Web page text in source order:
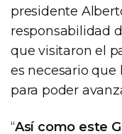
presidente
responsabilidad
que visitaron el
es necesario
para poder
“Así como este